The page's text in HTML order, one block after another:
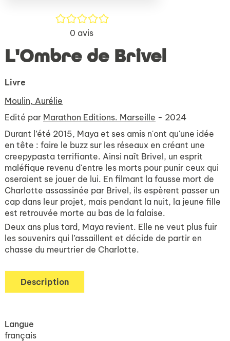
/5
0 avis
L'Ombre de Brivel
Livre
Moulin, Aurélie
Edité par Marathon Editions. Marseille - 2024
Durant l’été 2015, Maya et ses amis n'ont qu'une idée
en tête : faire le buzz sur les réseaux en créant une
creepypasta terrifiante. Ainsi naît Brivel, un esprit
maléfique revenu d'entre les morts pour punir ceux qui
oseraient se jouer de lui. En filmant la fausse mort de
Charlotte assassinée par Brivel, ils espèrent passer un
cap dans leur projet, mais pendant la nuit, la jeune fille
est retrouvée morte au bas de la falaise.
Deux ans plus tard, Maya revient. Elle ne veut plus fuir
les souvenirs qui l’assaillent et décide de partir en
chasse du meurtrier de Charlotte.
Description
Langue
français